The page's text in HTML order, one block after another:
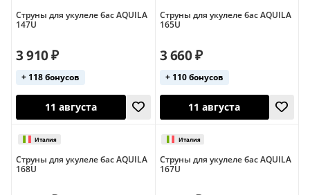
Италия
28 сентября 11 августа
Струны для укулеле бас AQUILA
147U
3 910 ₽
+ 118 бонусов
Струны для укулеле бас AQUILA
165U
3 660 ₽
+ 110 бонусов
Струны для укулеле бас AQUILA
168U
Струны для укулеле бас AQUILA
167U